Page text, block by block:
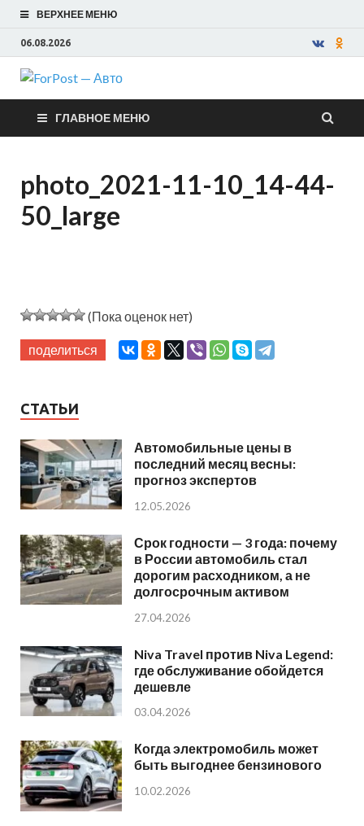
ВЕРХНЕЕ МЕНЮ
06.08.2026
ForPost —
Авто
ГЛАВНОЕ МЕНЮ
photo_2021-11-10_14-44-
50_large
(Пока оценок нет)
поделиться
СТАТЬИ
Автомобильные цены в
последний месяц весны:
прогноз экспертов
12.05.2026
Срок годности — 3 года: почему
в России автомобиль стал
дорогим расходником, а не
долгосрочным активом
27.04.2026
Niva Travel против Niva Legend:
где обслуживание обойдется
дешевле
03.04.2026
Когда электромобиль может
быть выгоднее бензинового
10.02.2026